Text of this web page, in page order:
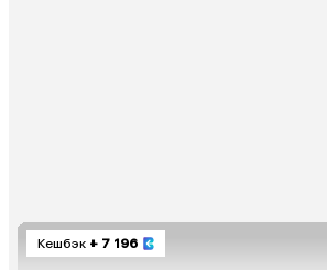
Кешбэк + 7 196